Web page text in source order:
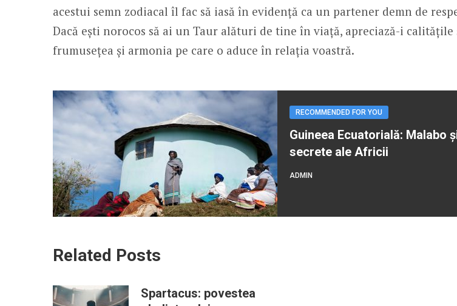
acestui semn zodiacal îl fac să iasă în evidență ca un partener demn de
Dacă ești norocos să ai un Taur alături de tine în viață, apreciază-i calitățile
frumusețea și armonia pe care o aduce în relația voastră.
RECOMMENDED FOR YOU
Guineea Ecuatorială: Malabo
secrete ale Africii
ADMIN
Related Posts
Spartacus: povestea